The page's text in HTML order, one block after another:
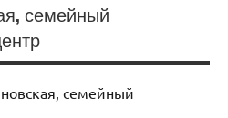
семейный
семейный